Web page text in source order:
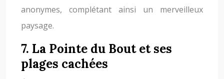
anonymes, complétant ainsi un merveilleux
paysage.
7. La Pointe du Bout et ses
plages cachées